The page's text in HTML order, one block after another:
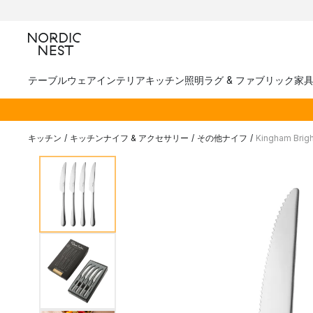
テーブルウェアインテリアキッチン照明ラグ & ファブリック家具
キッチン / キッチンナイフ & アクセサリー / その他ナイフ / Kingham